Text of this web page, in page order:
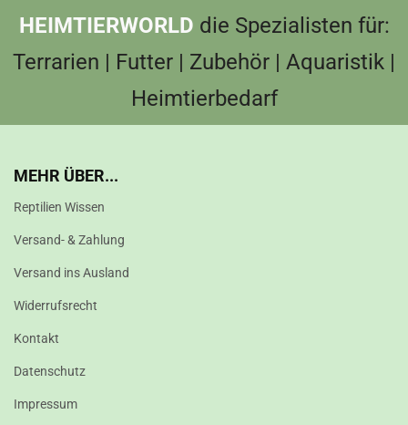
HEIMTIERWORLD die Spezialisten für:
Terrarien | Futter | Zubehör | Aquaristik |
Heimtierbedarf
MEHR ÜBER...
Reptilien Wissen
Versand- & Zahlung
Versand ins Ausland
Widerrufsrecht
Kontakt
Datenschutz
Impressum